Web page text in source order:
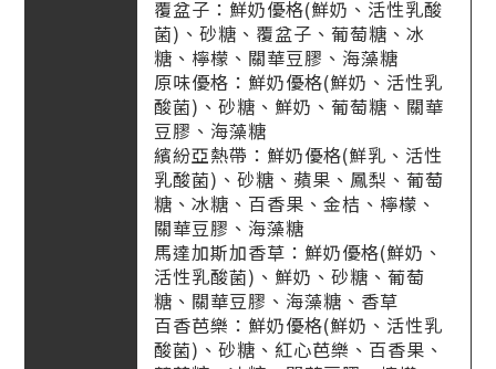
覆盆子：鮮奶優格(鮮奶、活性乳酸
菌)、砂糖、覆盆子、葡萄糖、冰
糖、檸檬、關華豆膠、海藻糖
原味優格：鮮奶優格(鮮奶、活性乳
酸菌)、砂糖、鮮奶、葡萄糖、關華
豆膠、海藻糖
繽紛亞熱帶：鮮奶優格(鮮乳、活性
乳酸菌)、砂糖、蘋果、鳳梨、葡萄
糖、冰糖、百香果、金桔、檸檬、
關華豆膠、海藻糖
馬達加斯加香草：鮮奶優格(鮮奶、
活性乳酸菌)、鮮奶、砂糖、葡萄
糖、關華豆膠、海藻糖、香草
百香芭樂：鮮奶優格(鮮奶、活性乳
酸菌)、砂糖、紅心芭樂、百香果、